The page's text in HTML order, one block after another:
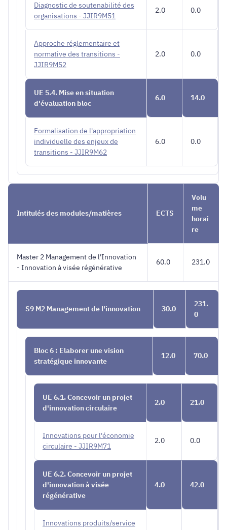
Diagnostic de soutenabilité des
organisations - JJIR9M51
2.0 0.0
Approche réglementaire et
normative des transitions -
JJIR9M52
2.0 0.0
UE 5.4. Mise en situation
d'évaluation bloc
6.0 14.0
Formalisation de l'appropriation
individuelle des enjeux de
transitions - JJIR9M62
6.0 0.0
Intitulés des modules/matières ECTS
Volu
me
horai
re
Master 2 Management de l'Innovation
- Innovation à visée régénérative
60.0 231.0
S9 M2 Management de l'innovation 30.0
231.
0
Bloc 6 : Elaborer une vision
stratégique innovante
12.0 70.0
UE 6.1. Concevoir un projet
d'innovation circulaire
2.0 21.0
Innovations pour l'économie
circulaire - JJIR9M71
2.0 0.0
UE 6.2. Concevoir un projet
d'innovation à visée
régénérative
4.0 42.0
Innovations produits/service